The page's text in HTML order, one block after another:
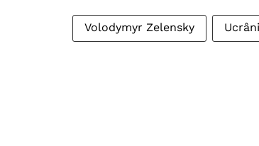
Volodymyr Zelensky